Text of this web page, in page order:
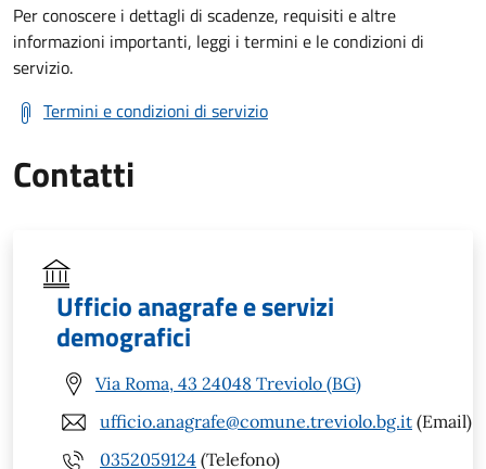
Per conoscere i dettagli di scadenze, requisiti e altre
informazioni importanti, leggi i termini e le condizioni di
servizio.
Termini e condizioni di servizio
Contatti
Ufficio anagrafe e servizi
demografici
Via Roma, 43 24048 Treviolo (BG)
ufficio.anagrafe@comune.treviolo.bg.it (Email)
0352059124 (Telefono)